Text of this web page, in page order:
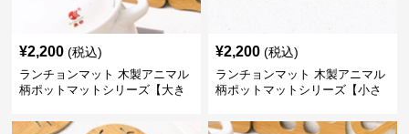
¥2,200 (税込)
ランチョンマット 木製アニマル
柄ポットマットシリーズ【大き
¥2,200 (税込)
ランチョンマット 木製アニマル
柄ポットマットシリーズ【小さ